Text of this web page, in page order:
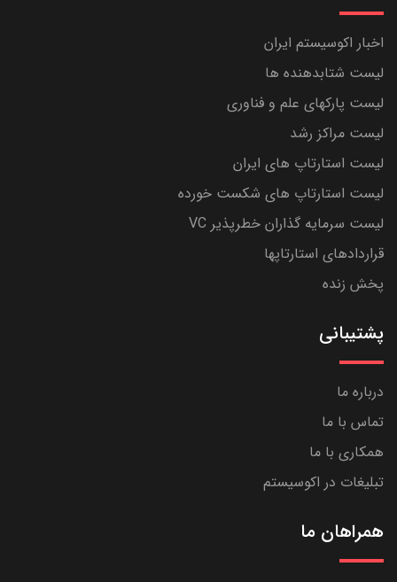
اخبار اکوسیستم ایران
لیست شتابدهنده ها
لیست پارکهای علم و فناوری
لیست مراکز رشد
لیست استارتاپ های ایران
لیست استارتاپ های شکست خورده
لیست سرمایه گذاران خطرپذیر VC
قراردادهای استارتاپها
پخش زنده
پشتیبانی
درباره ما
تماس با ما
همکاری با ما
تبلیغات در اکوسیستم
همراهان ما